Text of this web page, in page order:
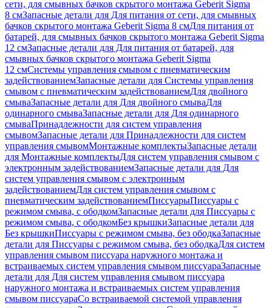
сети, для смывных бачков скрытого монтажа Geberit Sigma
8 смЗапасные детали для Для питания от сети, для смывных
бачков скрытого монтажа Geberit Sigma 8 смДля питания от
батарей, для смывных бачков скрытого монтажа Geberit Sigma
12 смЗапасные детали для Для питания от батарей, для
смывных бачков скрытого монтажа Geberit Sigma
12 смСистемы управления смывом с пневматическим
задействованиемЗапасные детали для Системы управления
смывом с пневматическим задействованиемДля двойного
смываЗапасные детали для Для двойного смываДля
одинарного смываЗапасные детали для Для одинарного
смываПринадлежности для систем управления
смывомЗапасные детали для Принадлежности для систем
управления смывомМонтажные комплектыЗапасные детали
для Монтажные комплектыДля систем управления смывом с
электронным задействованиемЗапасные детали для Для
систем управления смывом с электронным
задействованиемДля систем управления смывом с
пневматическим задействованиемПиссуарыПиссуары с
режимом смыва, с ободкомЗапасные детали для Писсуары с
режимом смыва, с ободкомБез крышкиЗапасные детали для
Без крышкиПиссуары с режимом смыва, без ободкаЗапасные
детали для Писсуары с режимом смыва, без ободкаДля систем
управления смывом писсуара наружного монтажа и
встраиваемых систем управления смывом писсуараЗапасные
детали для Для систем управления смывом писсуара
наружного монтажа и встраиваемых систем управления
смывом писсуараСо встраиваемой системой управления